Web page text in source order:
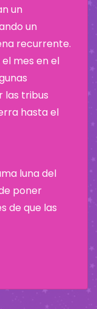
un
un
recurrente.
mes en el
las tribus
hasta el
luna del
poner
de que las